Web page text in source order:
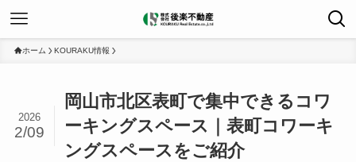
ホーム KOURAKU情報
岡山市北区表町で集中できるコワ
ーキングスペース｜表町コワーキ
ングスペースをご紹介
2026
2/09